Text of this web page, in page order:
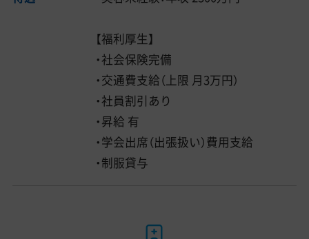
【福利厚生】
・社会保険完備
・交通費支給（上限 月3万円）
・社員割引あり
・昇給 有
・学会出席（出張扱い）費用支給
・制服貸与